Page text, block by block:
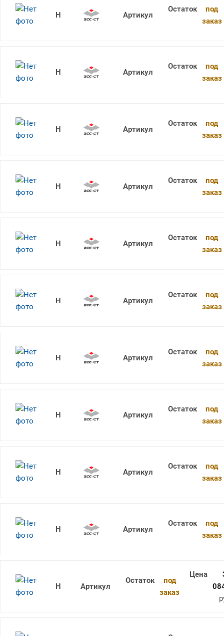
1736SU05C-0675 KDG303
под
заказ
1736SU05C-0680 KDG303
под
заказ
1736SU05C-0690 KDG303
под
заказ
1736SU05C-0700 KDG303
под
заказ
1736SU05C-0710 KDG303
под
заказ
1736SU05C-0720 KDG303
под
заказ
1736SU05C-0410 KDG303
под
заказ
1736SU05C-0300 KDG303
под
заказ
1736SU05C-0310 KDG303
под
заказ
1736SU05C-0320 KDG303
под
заказ
1736SU05C-0325 KDG303
под
заказ